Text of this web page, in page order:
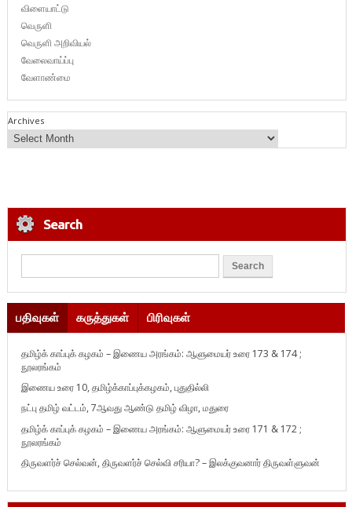
விளையாட்டு
வெருளி
வெருளி அறிவியல்
வேலைவாய்ப்பு
வேளாண்மை
Archives
Search
பதிவுகள் கருத்துகள் பிரிவுகள்
தமிழ்க் காப்புக் கழகம் – இணைய அரங்கம்: ஆளுமையர் உரை 173 & 174 ;
நூலரங்கம்
இணைய உரை 10, தமிழ்க்காப்புக்கழகம், புதுதில்லி
நட்பு தமிழ் வட்டம், 7ஆவது ஆண்டு தமிழ் விழா, மதுரை
தமிழ்க் காப்புக் கழகம் – இணைய அரங்கம்: ஆளுமையர் உரை 171 & 172 ;
நூலரங்கம்
திருவளர்ச் செல்வன், திருவளர்ச் செல்வி சரியா? – இலக்குவனார் திருவள்ளுவன்